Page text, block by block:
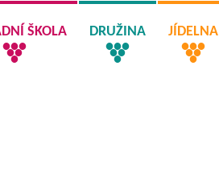
ŠKOLA DRUŽINA JÍDELNA